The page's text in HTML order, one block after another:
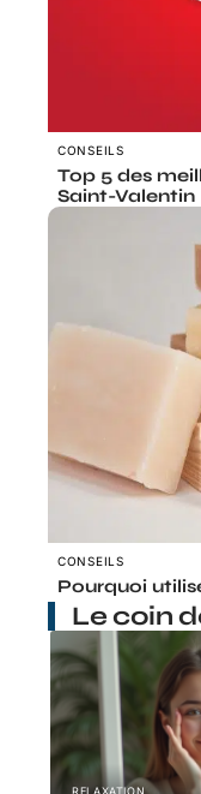
CONSEILS
Top 5 des
Saint-Valentin
CONSEILS
Pourquoi
Le coin
RELAXATION